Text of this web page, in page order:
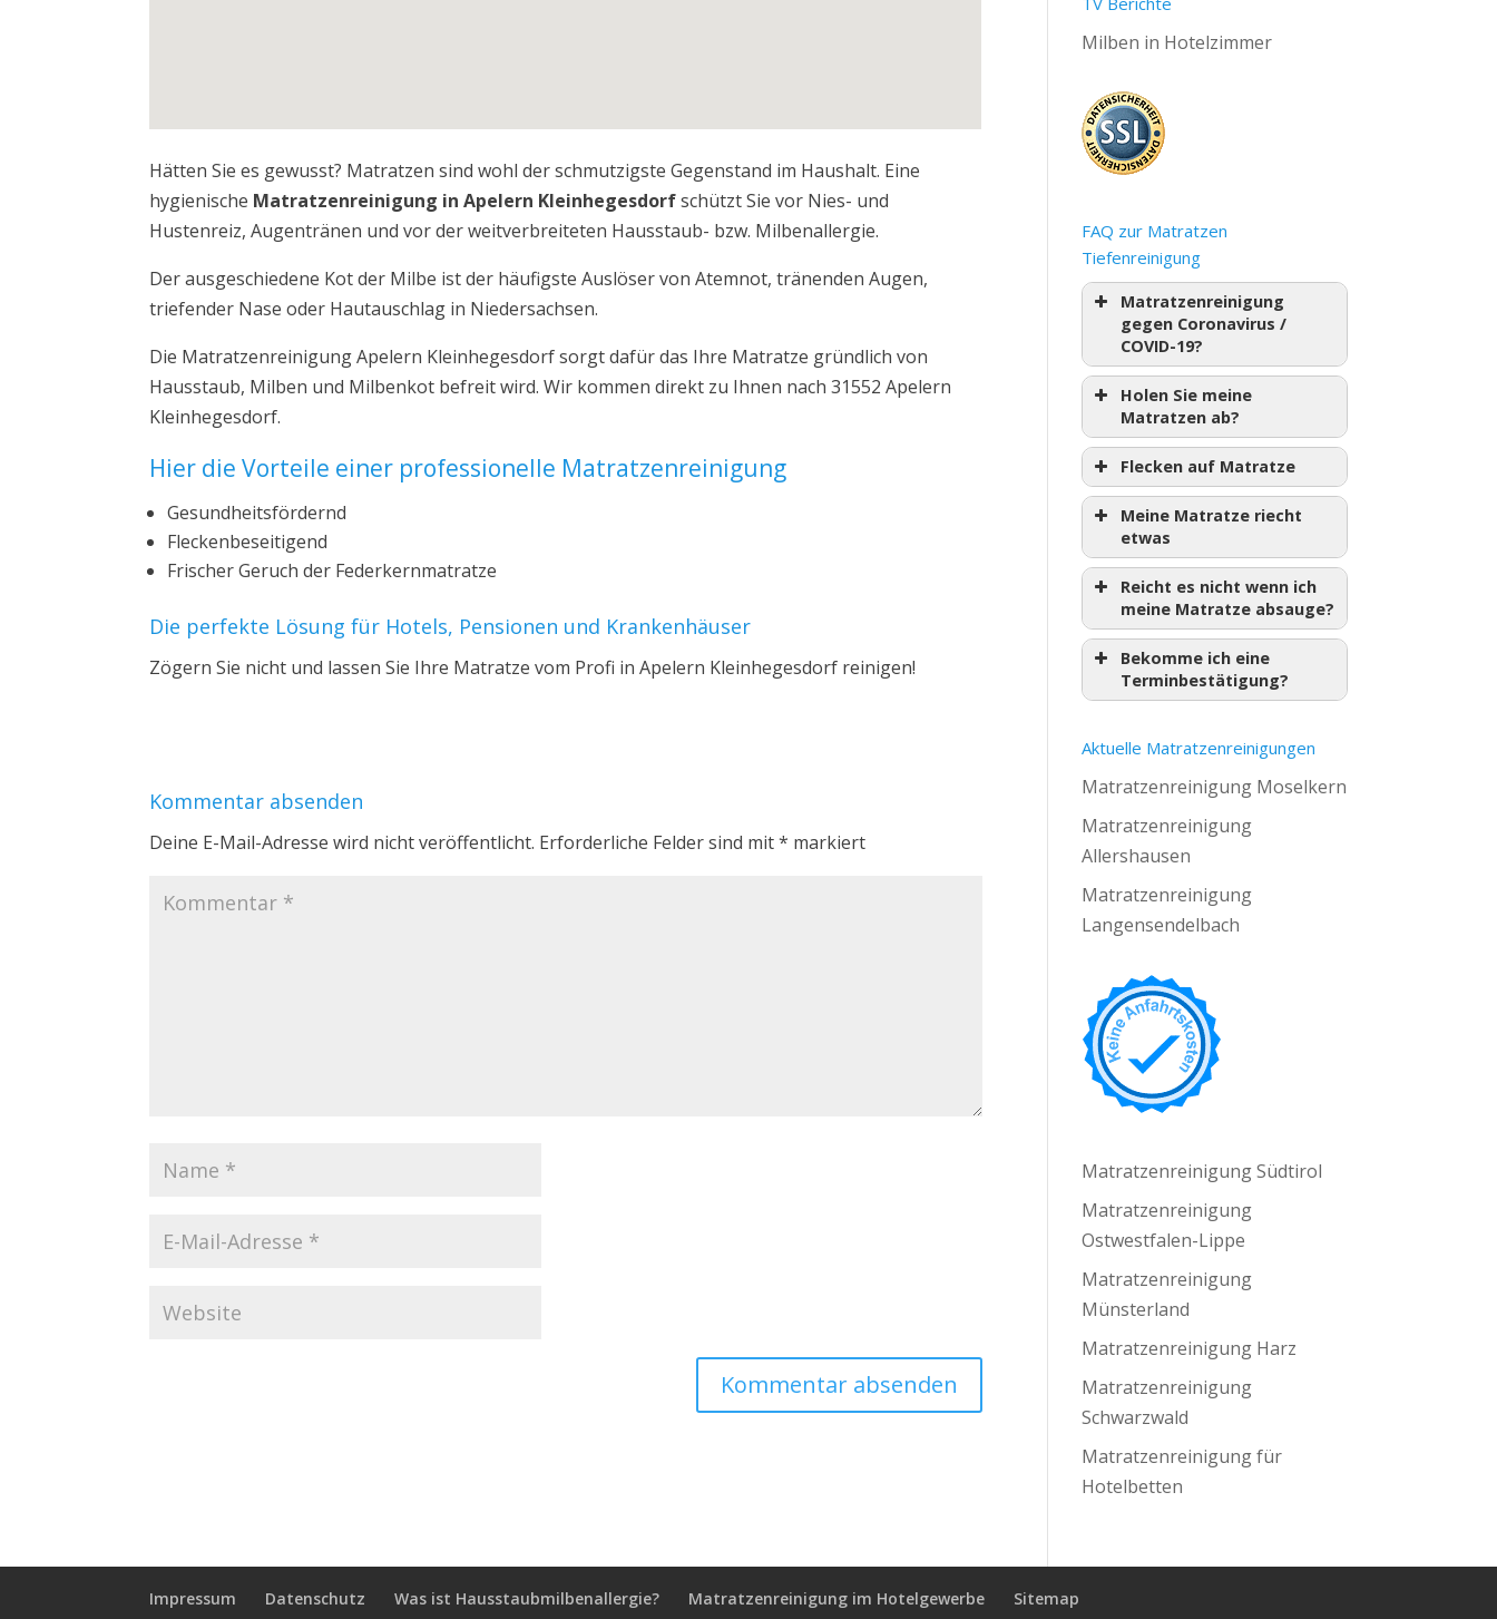
Hätten Sie es gewusst? Matratzen sind wohl der schmutzigste Gegenstand im Haushalt. Eine
hygienische Matratzenreinigung in Apelern Kleinhegesdorfschützt Sie vor Nies- und
Hustenreiz, Augentränen und vor der weitverbreiteten Hausstaub- bzw. Milbenallergie.
Der ausgeschiedene Kot der Milbe ist der häufigste Auslöser von Atemnot, tränenden Augen,
triefender Nase oder Hautauschlag in Niedersachsen.
Die Matratzenreinigung Apelern Kleinhegesdorf sorgt dafür das Ihre Matratze gründlich von
Hausstaub, Milben und Milbenkot befreit wird. Wir kommen direkt zu Ihnen nach 31552 Apelern
Kleinhegesdorf.
Hier die Vorteile einer professionelle Matratzenreinigung
Gesundheitsfördernd
Fleckenbeseitigend
Frischer Geruch der Federkernmatratze
Die perfekte Lösung für Hotels, Pensionen und Krankenhäuser
Zögern Sie nicht und lassen Sie Ihre Matratze vom Profi in Apelern Kleinhegesdorf reinigen!
Kommentar absenden
Deine E-Mail-Adresse wird nicht veröffentlicht. Erforderliche Felder sind mit* markiert
Milben in Hotelzimmer
FAQ zur Matratzen
Tiefenreinigung
Matratzenreinigung
gegen Coronavirus /
COVID-19?
Holen Sie meine
Matratzen ab?
Flecken auf Matratze
Meine Matratze riecht
etwas
Reicht es nicht wenn ich
meine Matratze absauge?
Bekomme ich eine
Terminbestätigung?
Aktuelle Matratzenreinigungen
Matratzenreinigung Moselkern
Matratzenreinigung
Allershausen
Matratzenreinigung
Langensendelbach
Matratzenreinigung Südtirol
Matratzenreinigung
Ostwestfalen-Lippe
Matratzenreinigung
Münsterland
Matratzenreinigung Harz
Matratzenreinigung
Schwarzwald
Matratzenreinigung für
Hotelbetten
Impressum Datenschutz Was ist Hausstaubmilbenallergie? Matratzenreinigung im Hotelgewerbe Sitemap